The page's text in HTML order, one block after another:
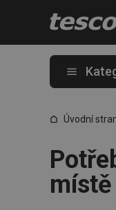
Úvodní